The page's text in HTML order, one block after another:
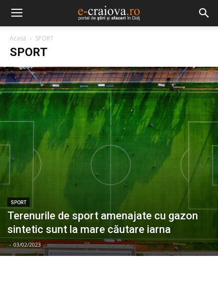
Acasă SPORT
SPORT
SPORT
Terenurile de sport amenajate cu gazon
sintetic sunt la mare căutare iarna
- 03/02/2023